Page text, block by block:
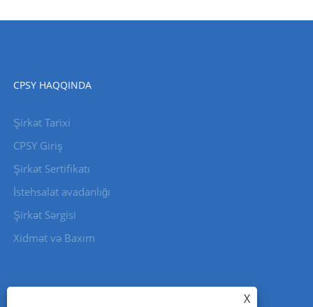
CPSY HAQQINDA
Şirkət Tarixi
CPSY Giriş
Şirkət Sertifikatı
İstehsalat avadanlığı
Şirkət Sərgisi
Xidmət və Baxım
X